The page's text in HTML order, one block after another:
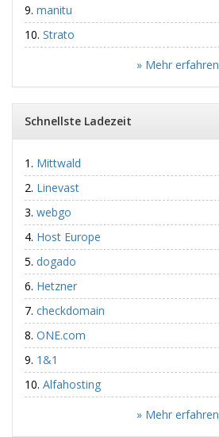
manitu
Strato
» Mehr erfahren
Schnellste Ladezeit
Mittwald
Linevast
webgo
Host Europe
dogado
Hetzner
checkdomain
ONE.com
1&1
Alfahosting
» Mehr erfahren